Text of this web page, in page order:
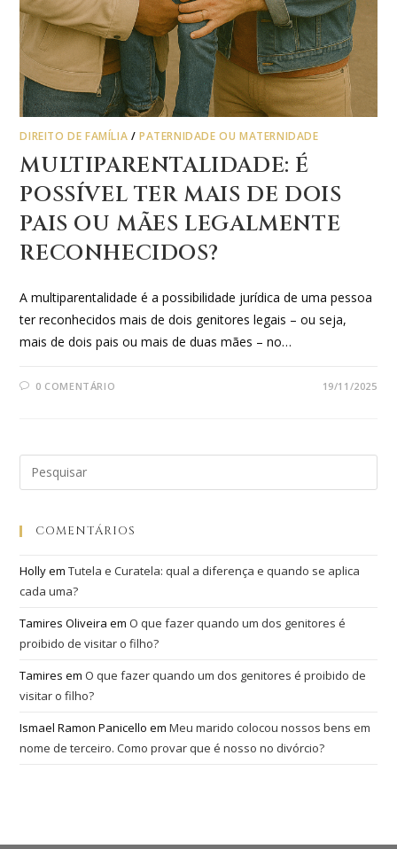
DIREITO DE FAMÍLIA /PATERNIDADE OU MATERNIDADE
MULTIPARENTALIDADE: É
POSSÍVEL TER MAIS DE DOIS
PAIS OU MÃES LEGALMENTE
RECONHECIDOS?
A multiparentalidade é a possibilidade jurídica de uma pessoa
ter reconhecidos mais de dois genitores legais – ou seja,
mais de dois pais ou mais de duas mães – no…
0 COMENTÁRIO 19/11/2025
COMENTÁRIOS
HollyemTutela e Curatela: qual a diferença e quando se aplica
cada uma?
Tamires Oliveira emO que fazer quando um dos genitores é
proibido de visitar o filho?
Tamires emO que fazer quando um dos genitores é proibido de
visitar o filho?
Ismael Ramon Panicello emMeu marido colocou nossos bens em
nome de terceiro. Como provar que é nosso no divórcio?